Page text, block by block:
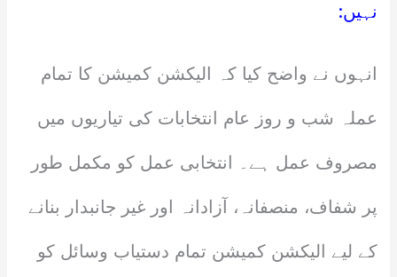
نہیں:
انہوں نے واضح کیا کہ الیکشن کمیشن کا تمام
عملہ شب و روز عام انتخابات کی تیاریوں میں
مصروف عمل ہے۔ انتخابی عمل کو مکمل طور
پر شفاف، منصفانہ، آزادانہ اور غیر جانبدار بنانے
کے لیے الیکشن کمیشن تمام دستیاب وسائل کو